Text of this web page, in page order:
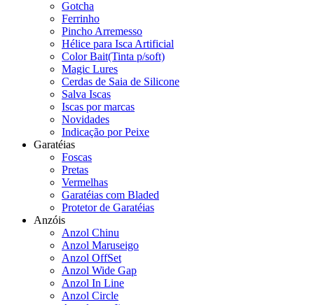
Gotcha
Ferrinho
Pincho Arremesso
Hélice para Isca Artificial
Color Bait(Tinta p/soft)
Magic Lures
Cerdas de Saia de Silicone
Salva Iscas
Iscas por marcas
Novidades
Indicação por Peixe
Garatéias
Foscas
Pretas
Vermelhas
Garatéias com Bladed
Protetor de Garatéias
Anzóis
Anzol Chinu
Anzol Maruseigo
Anzol OffSet
Anzol Wide Gap
Anzol In Line
Anzol Circle